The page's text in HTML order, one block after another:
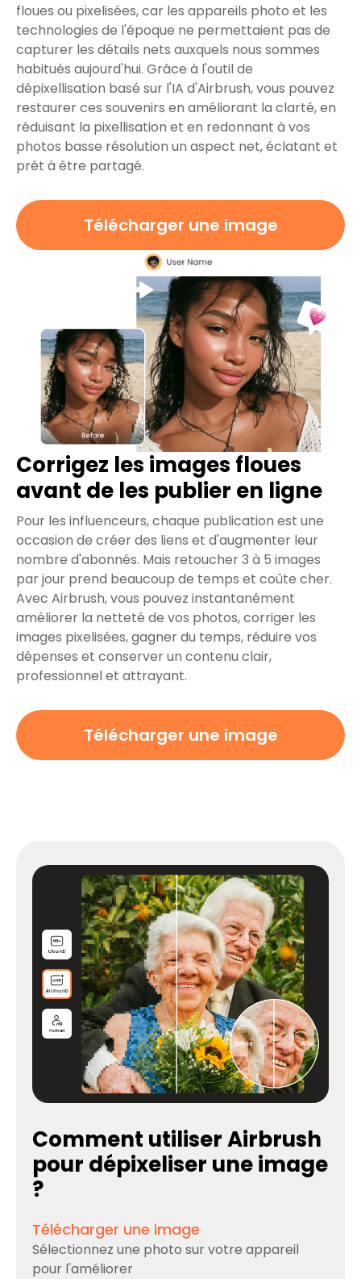
floues ou pixelisées, car les appareils photo et les
technologies de l'époque ne permettaient pas de
capturer les détails nets auxquels nous sommes
habitués aujourd'hui. Grâce à l'outil de
dépixellisation basé sur l'IA d'Airbrush, vous pouvez
restaurer ces souvenirs en améliorant la clarté, en
réduisant la pixellisation et en redonnant à vos
photos basse résolution un aspect net, éclatant et
prêt à être partagé.
Télécharger une image
Corrigez les images floues
avant de les publier en ligne
Pour les influenceurs, chaque publication est une
occasion de créer des liens et d'augmenter leur
nombre d'abonnés. Mais retoucher 3 à 5 images
par jour prend beaucoup de temps et coûte cher.
Avec Airbrush, vous pouvez instantanément
améliorer la netteté de vos photos, corriger les
images pixelisées, gagner du temps, réduire vos
dépenses et conserver un contenu clair,
professionnel et attrayant.
Télécharger une image
Comment utiliser Airbrush
pour dépixeliser une image
?
Télécharger une image
Sélectionnez une photo sur votre appareil
pour l'améliorer